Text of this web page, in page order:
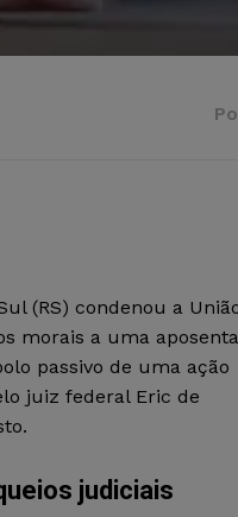
(RS) condenou a
morais a uma
passivo de uma ação
juiz federal Eric de
judiciais